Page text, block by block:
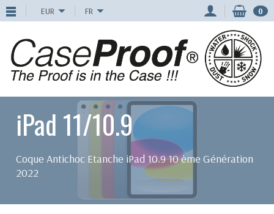
EUR FR 0
iPad 11/10.9
Coque Antichoc Etanche iPad 10.9 10 ème Génération
2022